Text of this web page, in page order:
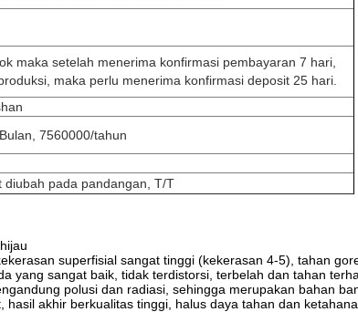
maka setelah menerima konfirmasi pembayaran 7 hari,
maka perlu menerima konfirmasi deposit 25 hari.
7560000/tahun
diubah pada pandangan, T/T
superfisial sangat tinggi (kekerasan 4-5), tahan
yang sangat baik, tidak terdistorsi, terbelah dan tahan
polusi dan radiasi, sehingga merupakan bahan
akhir berkualitas tinggi, halus daya tahan dan